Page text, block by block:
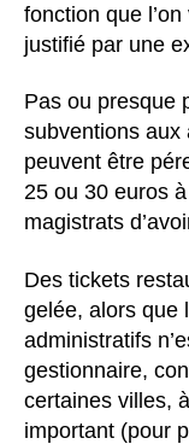
fonction que
justifié par une
Pas ou presque
subventions aux
peuvent être
25 ou 30 euros
magistrats
Des tickets
gelée, alors que
administratifs
gestionnaire,
certaines villes,
important (pour